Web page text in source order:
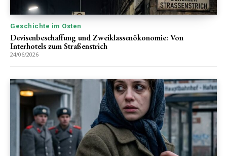
Geschichte im Osten
Devisenbeschaffung und Zweiklassenökonomie: Von
Interhotels zum Straßenstrich
24/06/2026